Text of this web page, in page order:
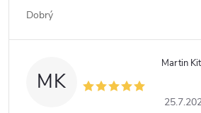
Dobrý
MK
Martin